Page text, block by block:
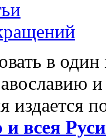
в
издается
и всея